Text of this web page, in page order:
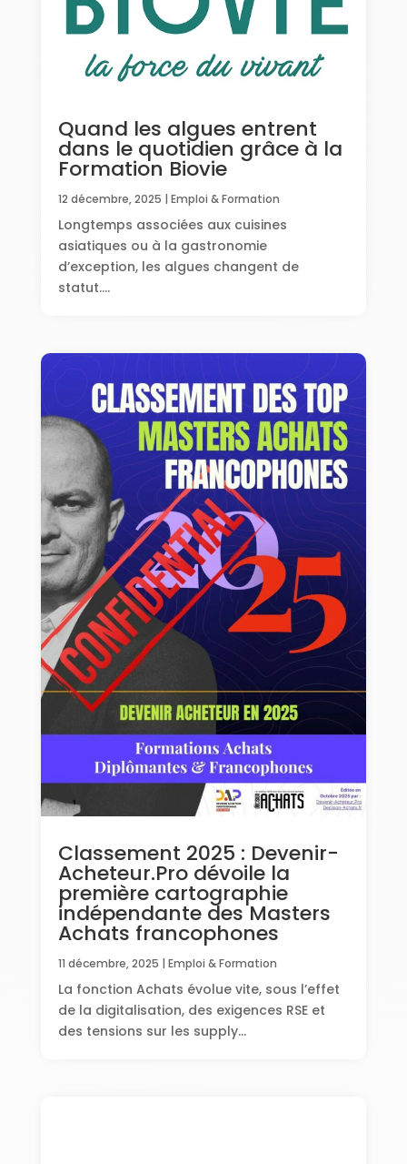
Quand les algues entrent
dans le quotidien grâce à la
Formation Biovie
12 décembre, 2025 | Emploi & Formation
Longtemps associées aux cuisines
asiatiques ou à la gastronomie
d’exception, les algues changent de
statut....
Classement 2025 : Devenir-
Acheteur.Pro dévoile la
première cartographie
indépendante des Masters
Achats francophones
11 décembre, 2025 | Emploi & Formation
La fonction Achats évolue vite, sous l’effet
de la digitalisation, des exigences RSE et
des tensions sur les supply...